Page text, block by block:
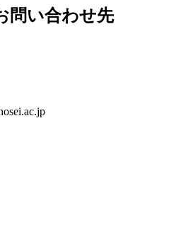
問い合わせ先